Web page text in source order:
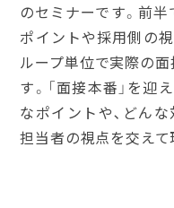
のセミナーです。前
ポイントや採用側の
ループ単位で実際の
す。「面接本番」を迎
なポイントや､どんな
担当者の視点を交えて